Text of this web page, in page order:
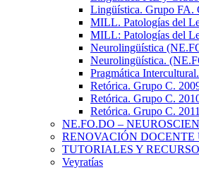
Lingüística. Grupo FA.
MILL. Patologías del
MILL: Patologías del
Neurolingüística
Neurolingüística.
Pragmática
Retórica. Grupo C.
Retórica. Grupo C.
Retórica. Grupo C.
NE.FO.DO –
RENOVACIÓN DOCENTE
TUTORIALES Y
Veyratías